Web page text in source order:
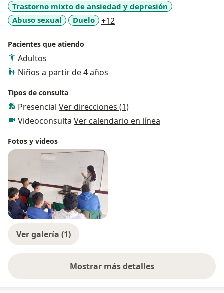
Trastorno mixto de ansiedad y depresión
Abuso sexual
Duelo +12
Pacientes que atiendo
Adultos
Niños a partir de 4 años
Tipos de consulta
Presencial Ver direcciones (1)
Videoconsulta Ver calendario en línea
Fotos y videos
Ver galería (1)
Mostrar más detalles
sobre la experiencia